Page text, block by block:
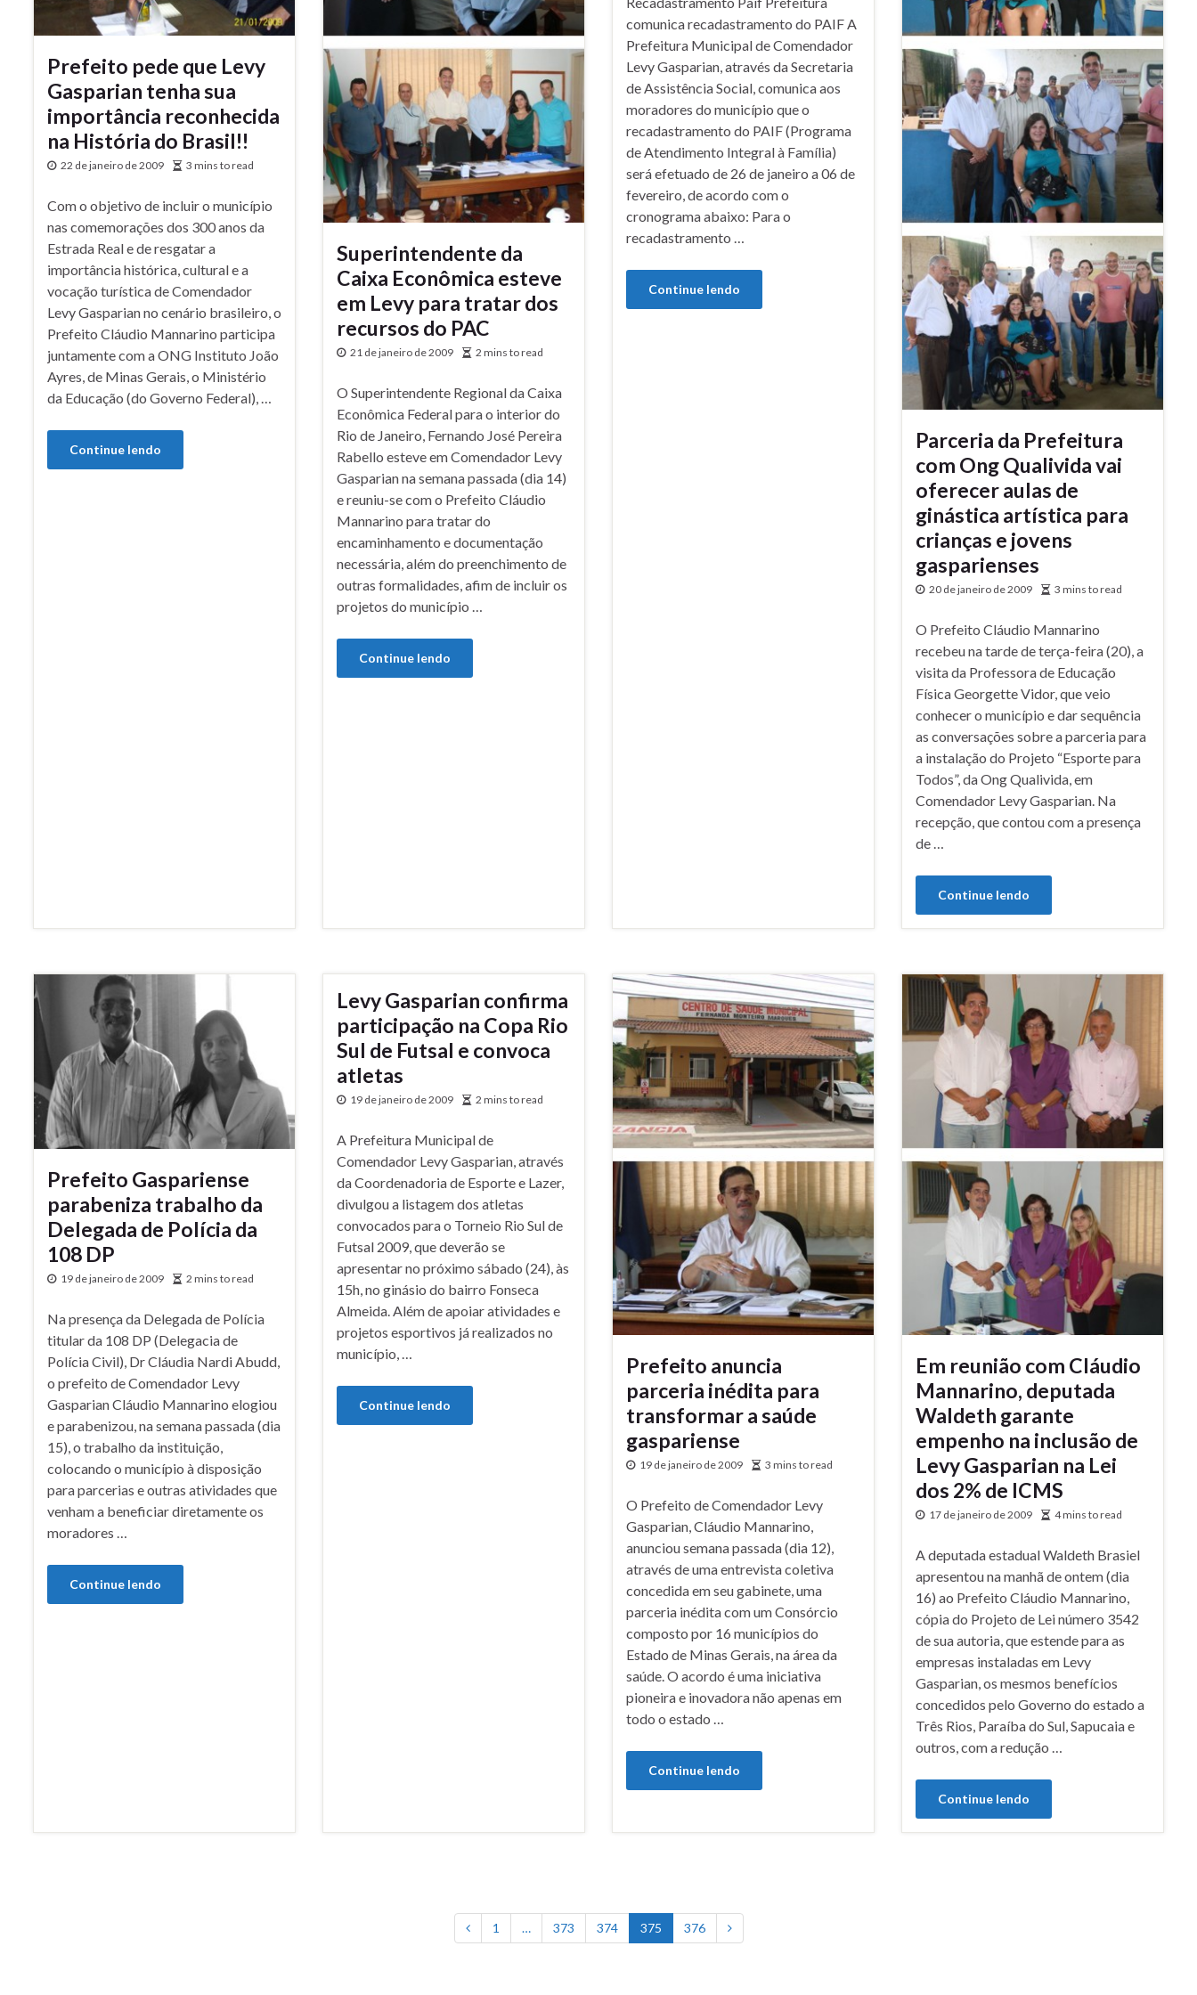
Prefeito pede que Levy
Gasparian tenha sua
importância reconhecida
na História do Brasil!!
22 de janeiro de 2009 3 mins to read
Com o objetivo de incluir o município
nas comemorações dos 300 anos da
Estrada Real e de resgatar a
importância histórica, cultural e a
vocação turística de Comendador
Levy Gasparian no cenário brasileiro, o
Prefeito Cláudio Mannarino participa
juntamente com a ONG Instituto João
Ayres, de Minas Gerais, o Ministério
da Educação (do Governo Federal), …
Continue lendo
Superintendente da
Caixa Econômica esteve
em Levy para tratar dos
recursos do PAC
21 de janeiro de 2009 2 mins to read
O Superintendente Regional da Caixa
Econômica Federal para o interior do
Rio de Janeiro, Fernando José Pereira
Rabello esteve em Comendador Levy
Gasparian na semana passada (dia 14)
e reuniu-se com o Prefeito Cláudio
Mannarino para tratar do
encaminhamento e documentação
necessária, além do preenchimento de
outras formalidades, afim de incluir os
projetos do município …
Continue lendo
comunica recadastramento do PAIF A
Prefeitura Municipal de Comendador
Levy Gasparian, através da Secretaria
de Assistência Social, comunica aos
moradores do município que o
recadastramento do PAIF (Programa
de Atendimento Integral à Família)
será efetuado de 26 de janeiro a 06 de
fevereiro, de acordo com o
cronograma abaixo: Para o
recadastramento …
Continue lendo
Parceria da Prefeitura
com Ong Qualivida vai
oferecer aulas de
ginástica artística para
crianças e jovens
gasparienses
20 de janeiro de 2009 3 mins to read
O Prefeito Cláudio Mannarino
recebeu na tarde de terça-feira (20), a
visita da Professora de Educação
Física Georgette Vidor, que veio
conhecer o município e dar sequência
as conversações sobre a parceria para
a instalação do Projeto “Esporte para
Todos”, da Ong Qualivida, em
Comendador Levy Gasparian. Na
recepção, que contou com a presença
de …
Continue lendo
Prefeito Gaspariense
parabeniza trabalho da
Delegada de Polícia da
108 DP
19 de janeiro de 2009 2 mins to read
Na presença da Delegada de Polícia
titular da 108 DP (Delegacia de
Polícia Civil), Dr Cláudia Nardi Abudd,
o prefeito de Comendador Levy
Gasparian Cláudio Mannarino elogiou
e parabenizou, na semana passada (dia
15), o trabalho da instituição,
colocando o município à disposição
para parcerias e outras atividades que
venham a beneficiar diretamente os
moradores …
Continue lendo
Levy Gasparian confirma
participação na Copa Rio
Sul de Futsal e convoca
atletas
19 de janeiro de 2009 2 mins to read
A Prefeitura Municipal de
Comendador Levy Gasparian, através
da Coordenadoria de Esporte e Lazer,
divulgou a listagem dos atletas
convocados para o Torneio Rio Sul de
Futsal 2009, que deverão se
apresentar no próximo sábado (24), às
15h, no ginásio do bairro Fonseca
Almeida. Além de apoiar atividades e
projetos esportivos já realizados no
município, …
Continue lendo
Prefeito anuncia
parceria inédita para
transformar a saúde
gaspariense
19 de janeiro de 2009 3 mins to read
O Prefeito de Comendador Levy
Gasparian, Cláudio Mannarino,
anunciou semana passada (dia 12),
através de uma entrevista coletiva
concedida em seu gabinete, uma
parceria inédita com um Consórcio
composto por 16 municípios do
Estado de Minas Gerais, na área da
saúde. O acordo é uma iniciativa
pioneira e inovadora não apenas em
todo o estado …
Continue lendo
Em reunião com Cláudio
Mannarino, deputada
Waldeth garante
empenho na inclusão de
Levy Gasparian na Lei
dos 2% de ICMS
17 de janeiro de 2009 4 mins to read
A deputada estadual Waldeth Brasiel
apresentou na manhã de ontem (dia
16) ao Prefeito Cláudio Mannarino,
cópia do Projeto de Lei número 3542
de sua autoria, que estende para as
empresas instaladas em Levy
Gasparian, os mesmos benefícios
concedidos pelo Governo do estado a
Três Rios, Paraíba do Sul, Sapucaia e
outros, com a redução …
Continue lendo
1 … 373 374 375 376